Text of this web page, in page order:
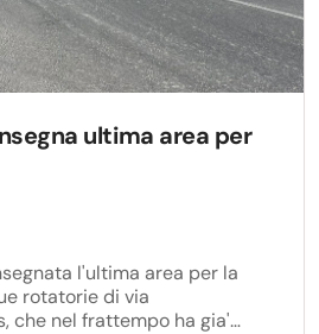
ultima area per
l'ultima area per la
rotatorie di via
che nel frattempo ha gia'